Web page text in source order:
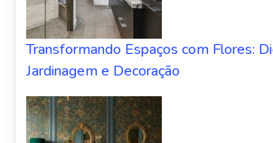
Transformando Espaços com Flores:
Jardinagem e Decoração